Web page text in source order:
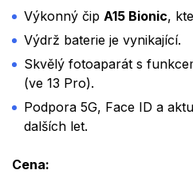
Výkonný čip A15 Bionic,
Výdrž baterie je vynikající.
Skvělý fotoaparát s
(ve 13 Pro).
Podpora 5G, Face ID a
dalších let.
Cena: